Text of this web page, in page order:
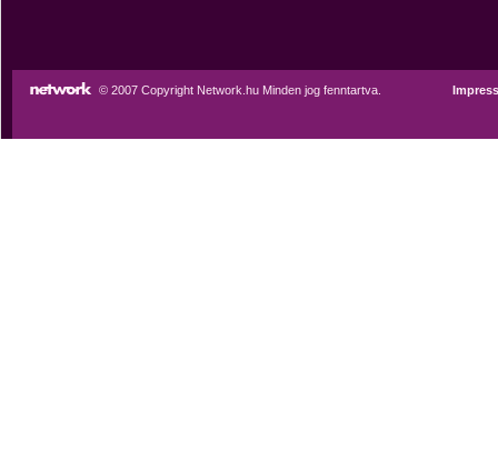
© 2007 Copyright Network.hu Minden jog fenntartva.